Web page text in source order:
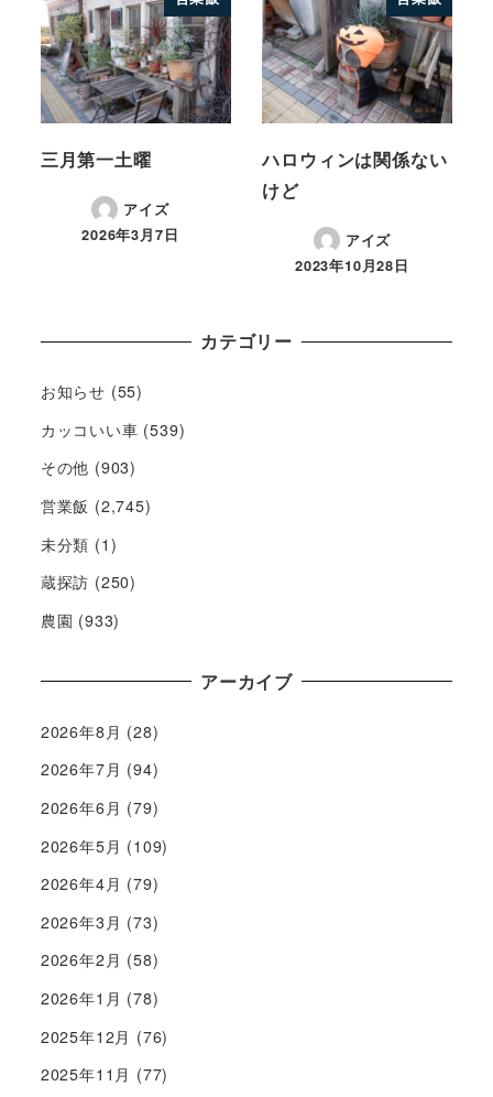
三月第一土曜
アイズ
2026年3月7日
ハロウィンは関係ない
けど
アイズ
2023年10月28日
カテゴリー
お知らせ (55)
カッコいい車 (539)
その他 (903)
営業飯 (2,745)
未分類 (1)
蔵探訪 (250)
農園 (933)
アーカイブ
2026年8月 (28)
2026年7月 (94)
2026年6月 (79)
2026年5月 (109)
2026年4月 (79)
2026年3月 (73)
2026年2月 (58)
2026年1月 (78)
2025年12月 (76)
2025年11月 (77)